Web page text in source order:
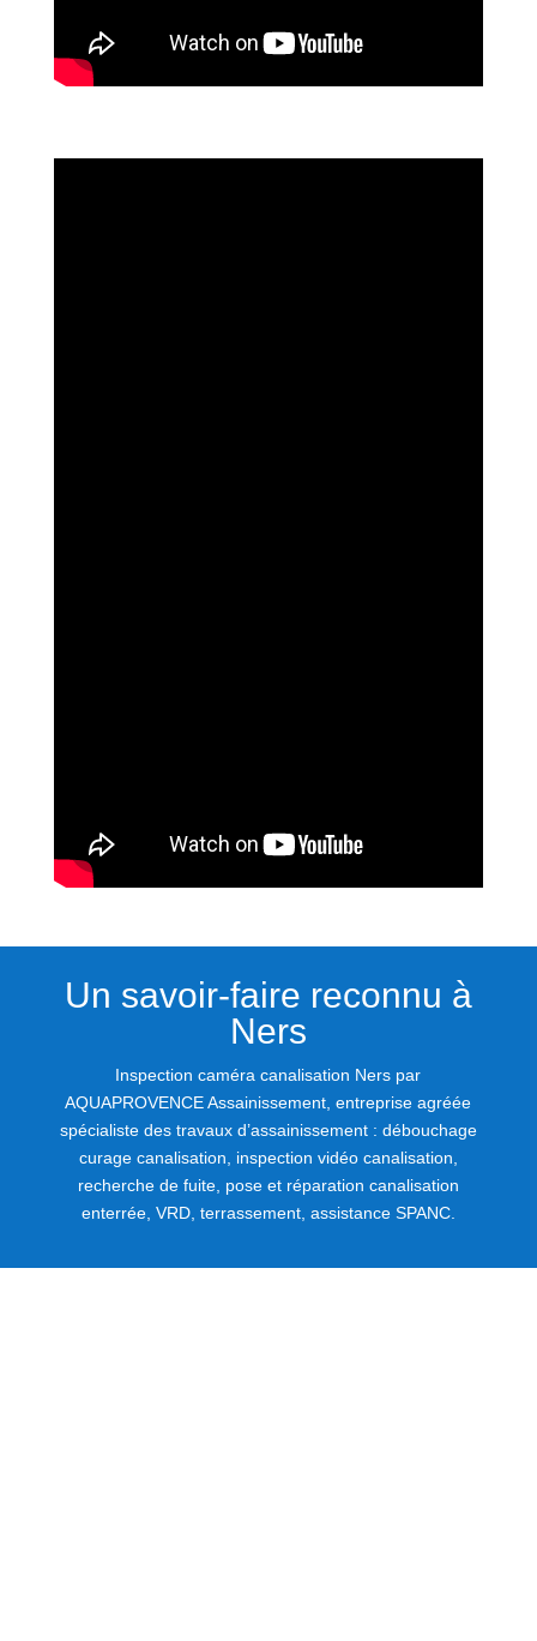
Un savoir-faire reconnu à
Ners
Inspection caméra canalisation Ners par
AQUAPROVENCE Assainissement, entreprise agréée
spécialiste des travaux d’assainissement : débouchage
curage canalisation, inspection vidéo canalisation,
recherche de fuite, pose et réparation canalisation
enterrée, VRD, terrassement, assistance SPANC.